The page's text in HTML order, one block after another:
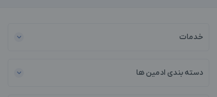
خدمات
دسته بندی ادمین ها